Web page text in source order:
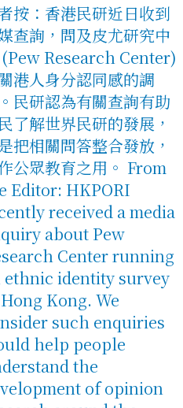
按：香港民研近日收到
查詢，問及皮尤研究中
Research Center)
港人身分認同感的調
民研認為有關查詢有助
了解世界民研的發展，
把相關問答整合發放，
公眾教育之用。 From
Editor: HKPORI
received a media
about Pew
Center running
ethnic identity survey
Kong. We
such enquiries
help people
the
of opinion